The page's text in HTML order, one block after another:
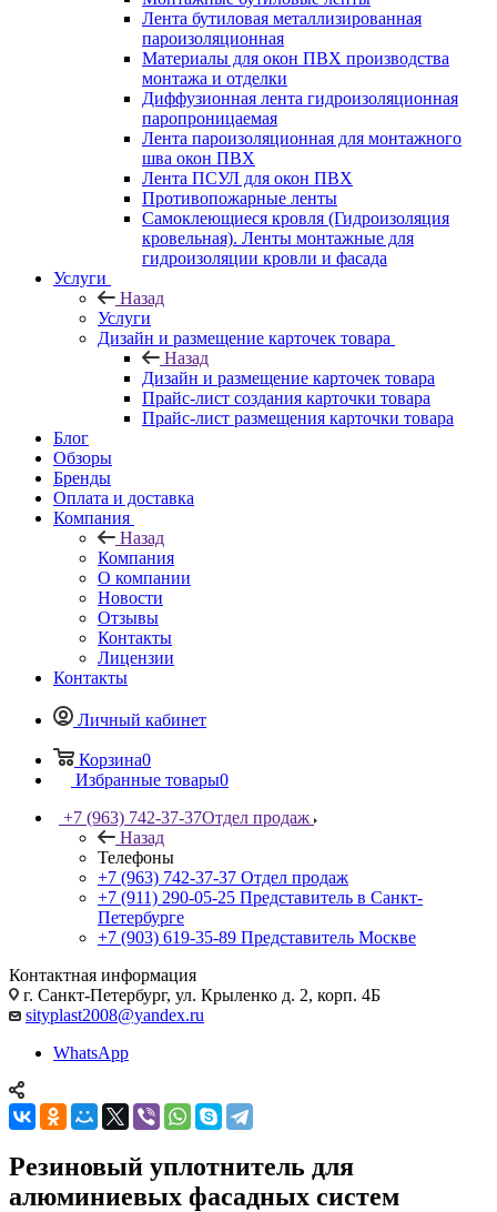
Лента бутиловая металлизированная
пароизоляционная
Материалы для окон ПВХ производства
монтажа и отделки
Диффузионная лента гидроизоляционная
паропроницаемая
Лента пароизоляционная для монтажного
шва окон ПВХ
Лента ПСУЛ для окон ПВХ
Противопожарные ленты
Самоклеющиеся кровля (Гидроизоляция
кровельная). Ленты монтажные для
гидроизоляции кровли и фасада
Услуги
Назад
Услуги
Дизайн и размещение карточек товара
Назад
Дизайн и размещение карточек товара
Прайс-лист создания карточки товара
Прайс-лист размещения карточки товара
Блог
Обзоры
Бренды
Оплата и доставка
Компания
Назад
Компания
О компании
Новости
Отзывы
Контакты
Лицензии
Контакты
Личный кабинет
Корзина0
Избранные товары0
+7 (963) 742-37-37Отдел продаж
Назад
Телефоны
+7 (963) 742-37-37 Отдел продаж
+7 (911) 290-05-25 Представитель в Санкт-
Петербурге
+7 (903) 619-35-89 Представитель Москве
Контактная информация
г. Санкт-Петербург, ул. Крыленко д. 2, корп. 4Б
sityplast2008@yandex.ru
WhatsApp
Резиновый уплотнитель для
алюминиевых фасадных систем